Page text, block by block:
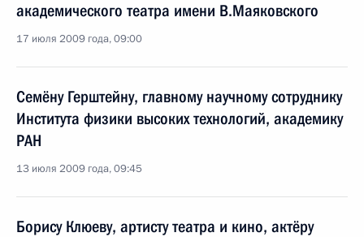
академического театра имени В.Маяковского
17 июля 2009 года, 09:00
Семёну Герштейну, главному научному сотруднику
Института физики высоких технологий, академику
РАН
13 июля 2009 года, 09:45
Борису Клюеву, артисту театра и кино, актёру